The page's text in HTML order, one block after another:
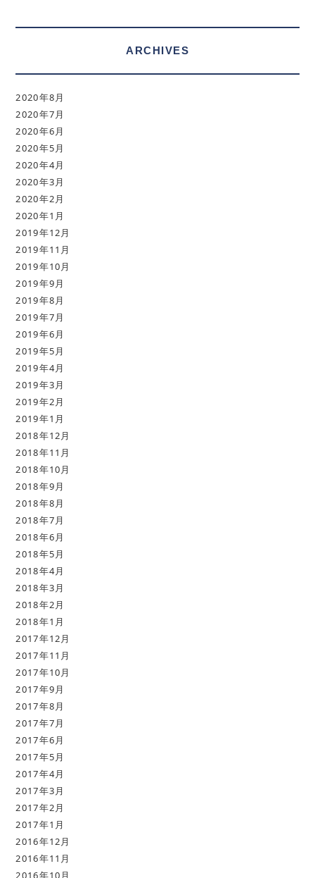
ARCHIVES
2020年8月
2020年7月
2020年6月
2020年5月
2020年4月
2020年3月
2020年2月
2020年1月
2019年12月
2019年11月
2019年10月
2019年9月
2019年8月
2019年7月
2019年6月
2019年5月
2019年4月
2019年3月
2019年2月
2019年1月
2018年12月
2018年11月
2018年10月
2018年9月
2018年8月
2018年7月
2018年6月
2018年5月
2018年4月
2018年3月
2018年2月
2018年1月
2017年12月
2017年11月
2017年10月
2017年9月
2017年8月
2017年7月
2017年6月
2017年5月
2017年4月
2017年3月
2017年2月
2017年1月
2016年12月
2016年11月
2016年10月